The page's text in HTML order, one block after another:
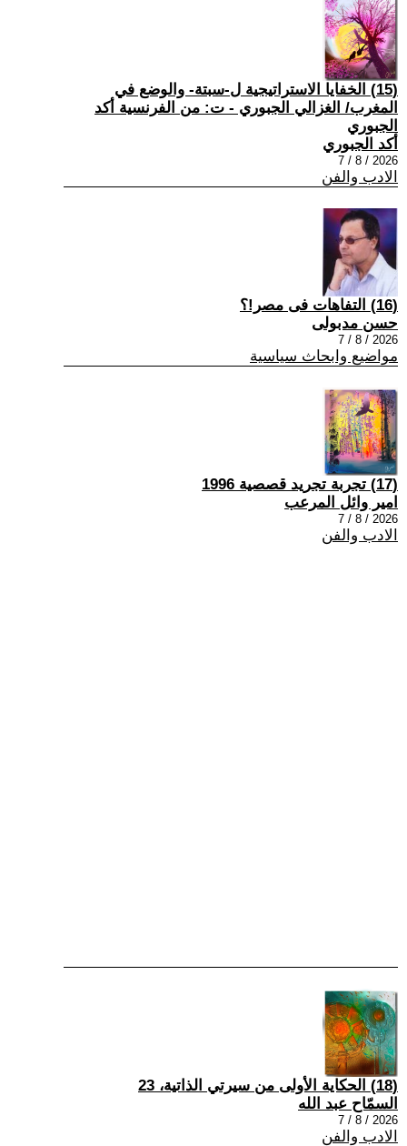
(15) الخفايا الاستراتيجية ل-سبتة- والوضع في
المغرب/ الغزالي الجبوري - ت: من الفرنسية أكد
الجبوري
أكد الجبوري
2026 / 8 / 7
الادب والفن
(16) التفاهات فى مصر!؟
حسن مدبولى
2026 / 8 / 7
مواضيع وابحاث سياسية
(17) تجربة تجريد قصصية 1996
امير وائل المرعب
2026 / 8 / 7
الادب والفن
(18) الحكاية الأولى من سيرتي الذاتية، 23
السمّاح عبد الله
2026 / 8 / 7
الادب والفن